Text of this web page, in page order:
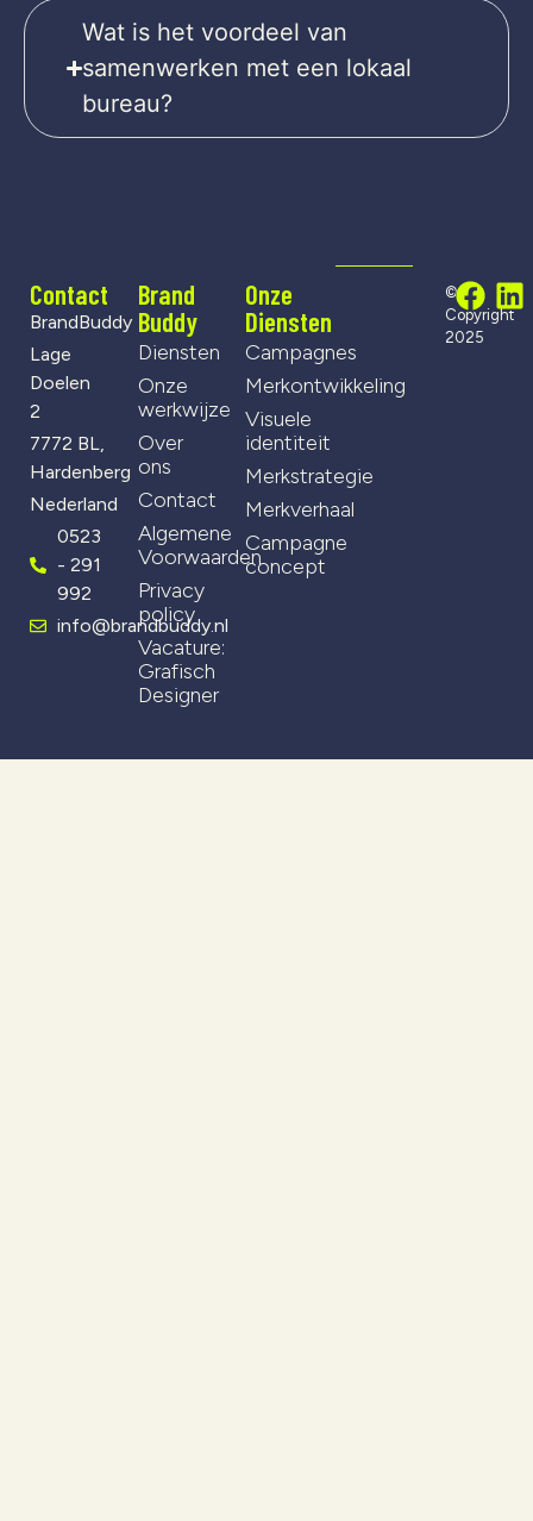
Wat is het voordeel van
samenwerken met een lokaal
bureau?
Contact
BrandBuddy
Lage
Doelen
2
7772 BL,
Hardenberg
Nederland
0523
- 291
992
info@brandbuddy.nl
Brand
Buddy
Diensten
Onze
werkwijze
Over
ons
Contact
Algemene
Voorwaarden
Privacy
policy
Vacature:
Grafisch
Designer
Onze
Diensten
Campagnes
Merkontwikkeling
Visuele
identiteit
Merkstrategie
Merkverhaal
Campagne
concept
©
Copyright
2025